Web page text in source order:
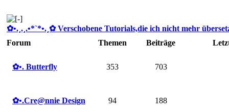
✿ •.¸.¸.•*`*•.¸✿ Verschobene Tutorials,die ich nicht mehr
Forum
Themen Beiträge
✿ •. Butterfly 353 703
✿ •.Cre@nnie Design 94 188